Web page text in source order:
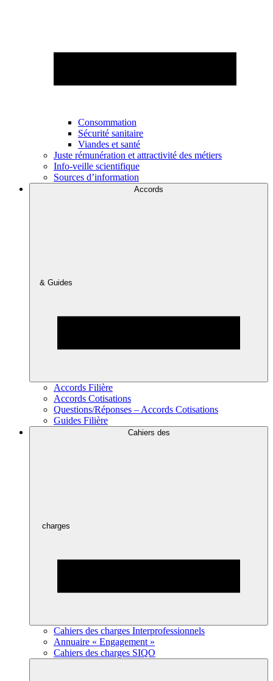
Consommation
Sécurité sanitaire
Viandes et santé
Juste rémunération et attractivité des métiers
Info-veille scientifique
Sources d’information
Accords
& Guides
Accords Filière
Accords Cotisations
Questions/Réponses – Accords Cotisations
Guides Filière
Cahiers des
charges
Cahiers des charges Interprofessionnels
Annuaire « Engagement »
Cahiers des charges SIQO